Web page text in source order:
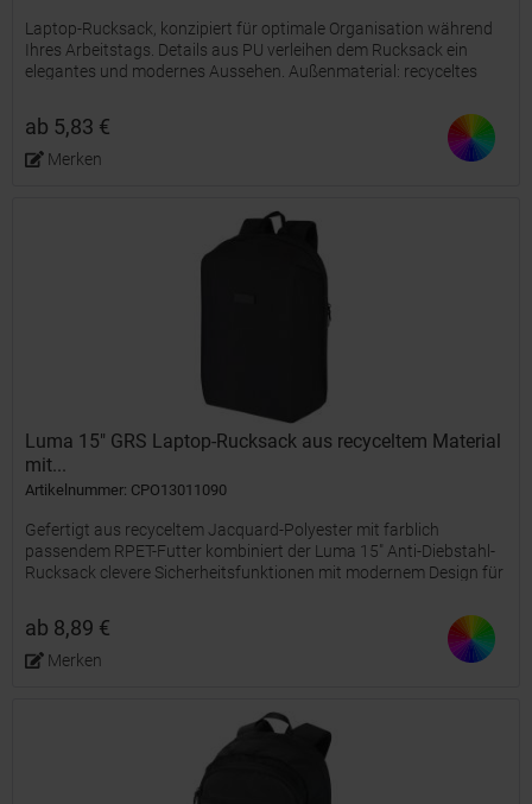
Laptop-Rucksack, konzipiert für optimale Organisation während
Ihres Arbeitstags. Details aus PU verleihen dem Rucksack ein
elegantes und modernes Aussehen. Außenmaterial: recyceltes
ab 5,83 €
Merken
Luma 15" GRS Laptop-Rucksack aus recyceltem Material
mit...
Artikelnummer: CPO13011090
Gefertigt aus recyceltem Jacquard-Polyester mit farblich
passendem RPET-Futter kombiniert der Luma 15" Anti-Diebstahl-
Rucksack clevere Sicherheitsfunktionen mit modernem Design für
ab 8,89 €
Merken